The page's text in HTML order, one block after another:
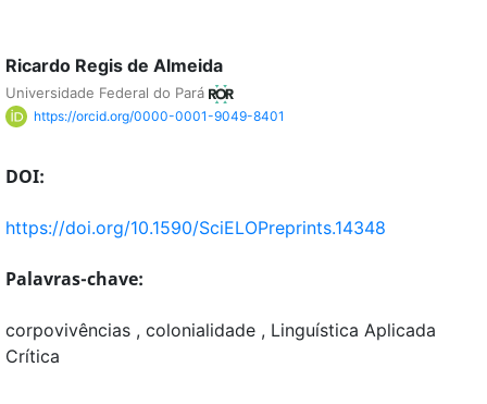
Ricardo Regis de Almeida
Universidade Federal do Pará
https://orcid.org/0000-0001-9049-8401
DOI:
https://doi.org/10.1590/SciELOPreprints.14348
Palavras-chave:
corpovivências , colonialidade , Linguística Aplicada
Crítica